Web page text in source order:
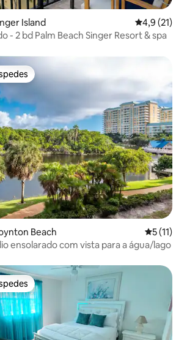
Island 4,9 de uma
4,9 (21)
- 2 bd Palm Beach Singer Resort & spa
Beach 5 de uma
5 (11)
ensolarado com vista para a água/lago